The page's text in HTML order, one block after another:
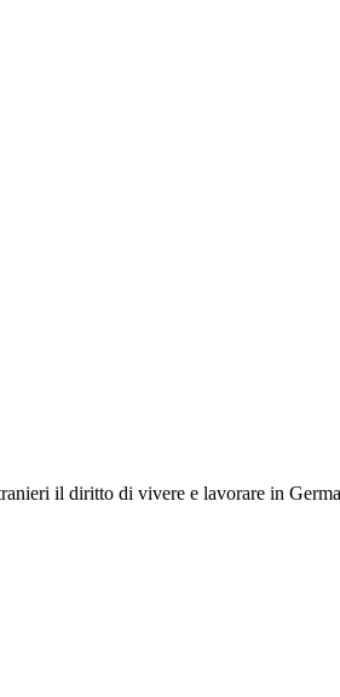
il diritto di vivere e lavorare in